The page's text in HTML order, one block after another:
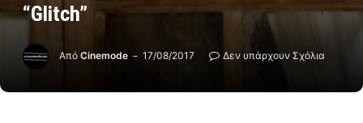
“Glitch”
Από Cinemode 17/08/2017 Δεν υπάρχουν Σχόλια